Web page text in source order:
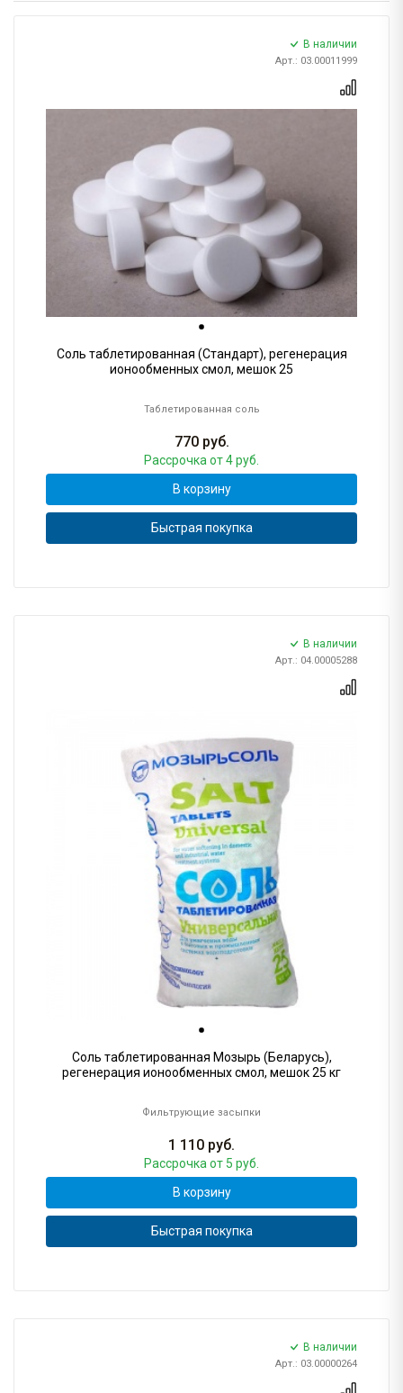
В наличии
Арт.: 03.00011999
Соль таблетированная (Стандарт), регенерация
ионообменных смол, мешок 25
Таблетированная соль
770руб.
Рассрочка от 4 руб.
В корзину
Быстрая покупка
В наличии
Арт.: 04.00005288
Соль таблетированная Мозырь (Беларусь),
регенерация ионообменных смол, мешок 25 кг
Фильтрующие засыпки
1 110 руб.
Рассрочка от 5 руб.
В корзину
Быстрая покупка
В наличии
Арт.: 03.00000264